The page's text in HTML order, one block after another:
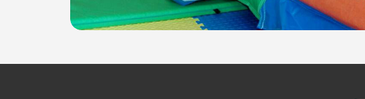
Per ulteriori informazioni sull'offerta o sulle modalità di acquisto